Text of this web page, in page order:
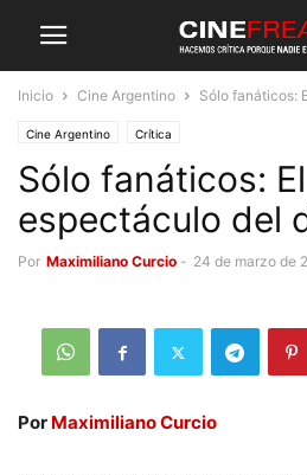
Inicio Cine Argentino Sólo fanáticos:
Cine Argentino Crítica
Sólo fanáticos: El
espectáculo del
Por Maximiliano Curcio - 24 de marzo de
Por Maximiliano Curcio